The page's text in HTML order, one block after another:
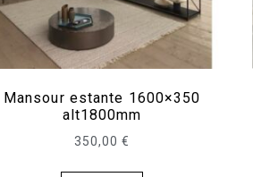
Mansour estante 1600×350
alt1800mm
350,00€